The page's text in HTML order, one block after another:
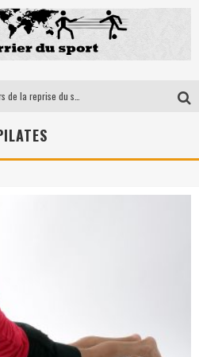
Ultra trail en France: la petit sélection du courrier du sport